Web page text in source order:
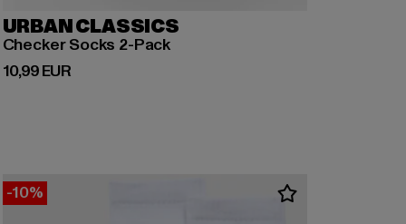
URBAN CLASSICS
Checker Socks 2-Pack
10,99 EUR
Derzeitiger Preis: 10,99 EUR
-10%